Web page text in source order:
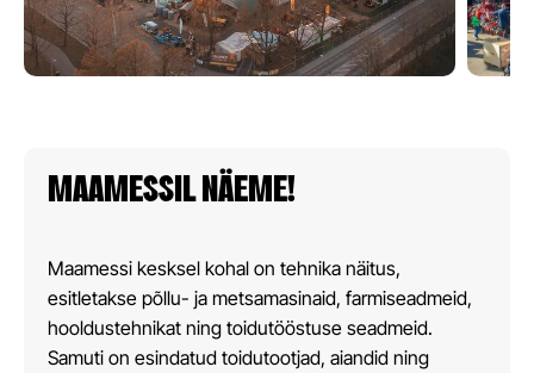
MAAMESSIL NÄEME!
Maamessi kesksel kohal on tehnika näitus,
esitletakse põllu- ja metsamasinaid, farmiseadmeid,
hooldustehnikat ning toidutööstuse seadmeid.
Samuti on esindatud toidutootjad, aiandid ning